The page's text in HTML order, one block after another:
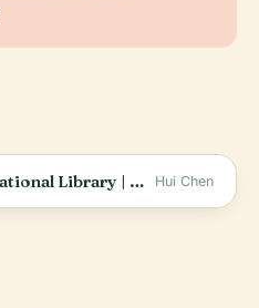
State Hall of Austrian National Library | Historic Library | 4K Vienna Travel Walking Tour Guide Hui Chen